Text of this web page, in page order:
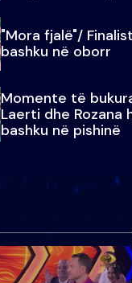
"Mora fjalë"/
bashku në oborr
Momente të
Laerti dhe Rozana
bashku në pishinë